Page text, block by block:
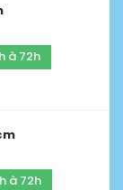
à 72h
à 72h